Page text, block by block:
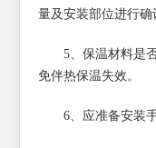
量及安装部位进行确
5、保温材料是否
免伴热保温失效。
6、应准备安装手